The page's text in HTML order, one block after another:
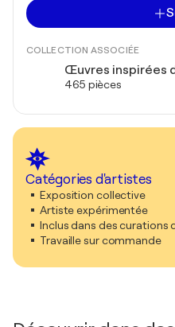
COLLECTION ASSOCIÉE
Œuvres inspirées
465 pièces
Catégories d'artistes
Exposition collective
Artiste expérimentée
Inclus dans des curations
Travaille sur commande